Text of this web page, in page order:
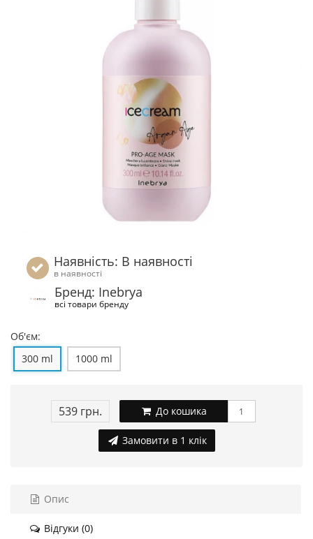
Наявність: В наявності
в наявності
Бренд: Inebrya
всі товари бренду
Об'єм:
300 ml
1000 ml
539 грн. До кошика
Замовити в 1 клік
Опис
Відгуки (0)